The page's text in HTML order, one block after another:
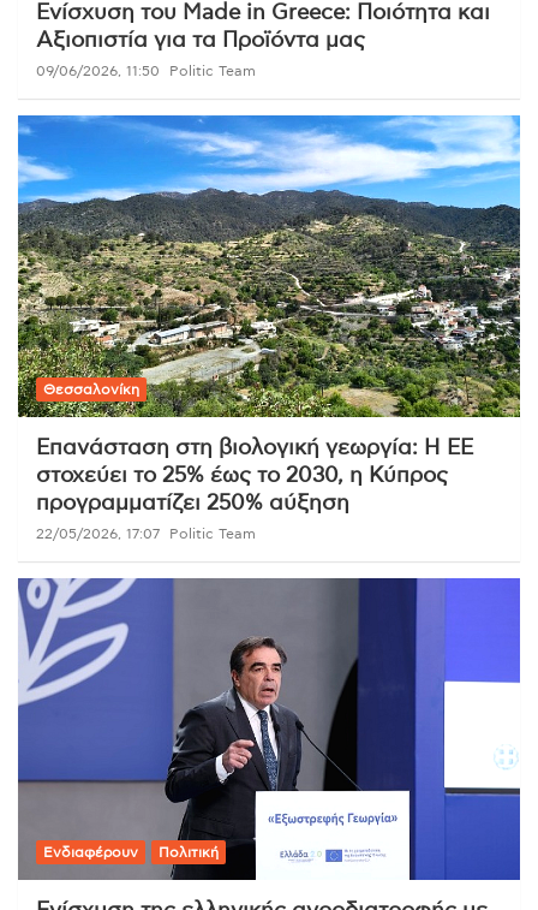
Ενίσχυση του Made in Greece: Ποιότητα και
Αξιοπιστία για τα Προϊόντα μας
09/06/2026, 11:50 Politic Team
Θεσσαλονίκη
Επανάσταση στη βιολογική γεωργία: Η ΕΕ
στοχεύει το 25% έως το 2030, η Κύπρος
προγραμματίζει 250% αύξηση
22/05/2026, 17:07 Politic Team
Ενδιαφέρουν Πολιτική